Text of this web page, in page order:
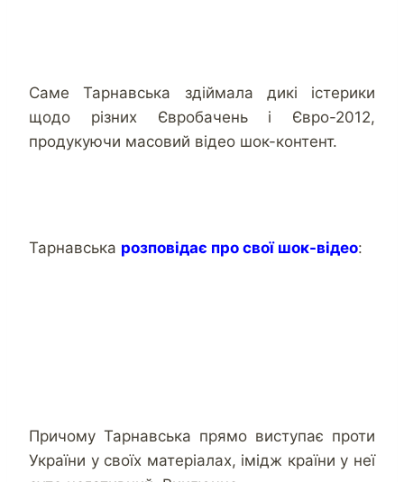
Саме Тарнавська здіймала дикі істерики
щодо різних Євробачень і Євро-2012,
продукуючи масовий відео шок-контент.
Тарнавська розповідає про свої шок-відео:
Причому Тарнавська прямо виступає проти
України у своїх матеріалах, імідж країни у неї